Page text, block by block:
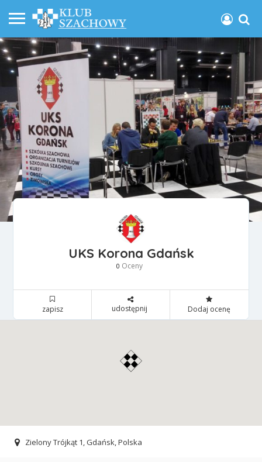
UKS Korona Gdańsk
0 Oceny
zapisz udostępnij Dodaj ocenę
Zielony Trójkąt 1, Gdańsk, Polska